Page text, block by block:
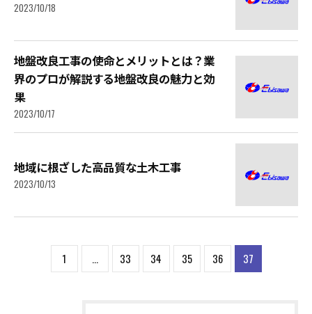
2023/10/18
地盤改良工事の使命とメリットとは？業
界のプロが解説する地盤改良の魅力と効
果
2023/10/17
地域に根ざした高品質な土木工事
2023/10/13
1 ... 33 34 35 36 37